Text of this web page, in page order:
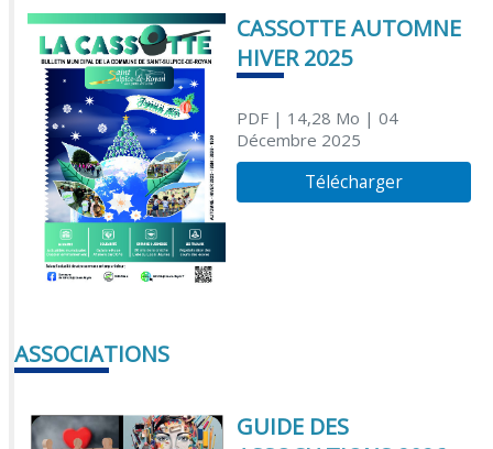
CASSOTTE AUTOMNE
HIVER 2025
PDF| 14,28 Mo | 04
Décembre 2025
Télécharger
ASSOCIATIONS
GUIDE DES